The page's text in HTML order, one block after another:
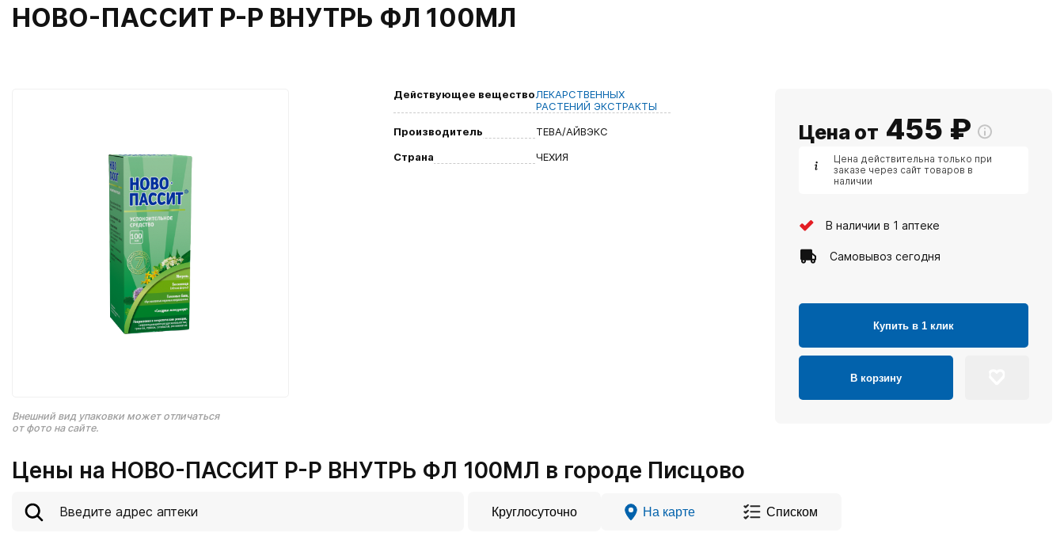
НОВО-ПАССИТ Р-Р ВНУТРЬ ФЛ 100МЛ
Внешний вид упаковки может отличаться
от фото на сайте.
Действующее веществоЛЕКАРСТВЕННЫХ
РАСТЕНИЙ ЭКСТРАКТЫ
Производитель
ТЕВА/АЙВЭКС
Страна
ЧЕХИЯ
Цена от 455 ₽
Цена действительна только при
заказе через сайт товаров в
наличии
В наличии в 1 аптеке
Самовывоз сегодня
Купить в 1 клик
В корзину
Цены на НОВО-ПАССИТ Р-Р ВНУТРЬ ФЛ 100МЛ в городе Писцово
Круглосуточно На карте Списком